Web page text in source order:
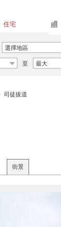
住宅
選擇地區
至 最大
司徒拔道
街景